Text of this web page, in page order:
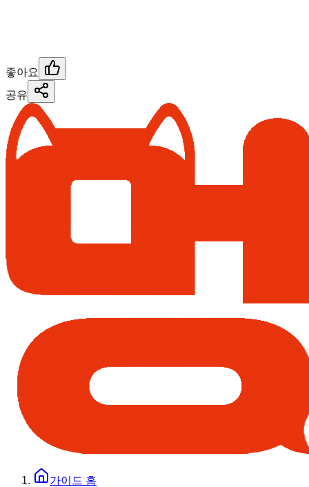
좋아요
공유
가이드 홈